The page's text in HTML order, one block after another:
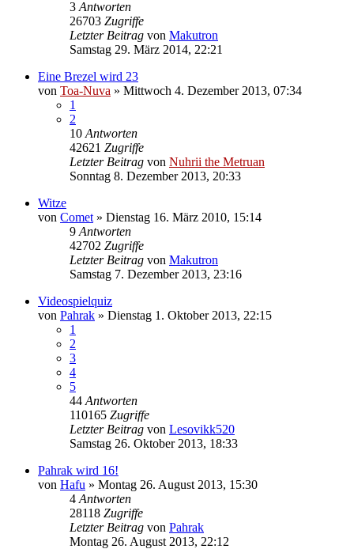
3 Antworten
26703 Zugriffe
Letzter Beitrag von Makutron
Samstag 29. März 2014, 22:21
Eine Brezel wird 23
von Toa-Nuva » Mittwoch 4. Dezember 2013, 07:34
1
2
10 Antworten
42621 Zugriffe
Letzter Beitrag von Nuhrii the Metruan
Sonntag 8. Dezember 2013, 20:33
Witze
von Comet » Dienstag 16. März 2010, 15:14
9 Antworten
42702 Zugriffe
Letzter Beitrag von Makutron
Samstag 7. Dezember 2013, 23:16
Videospielquiz
von Pahrak » Dienstag 1. Oktober 2013, 22:15
1
2
3
4
5
44 Antworten
110165 Zugriffe
Letzter Beitrag von Lesovikk520
Samstag 26. Oktober 2013, 18:33
Pahrak wird 16!
von Hafu » Montag 26. August 2013, 15:30
4 Antworten
28118 Zugriffe
Letzter Beitrag von Pahrak
Montag 26. August 2013, 22:12